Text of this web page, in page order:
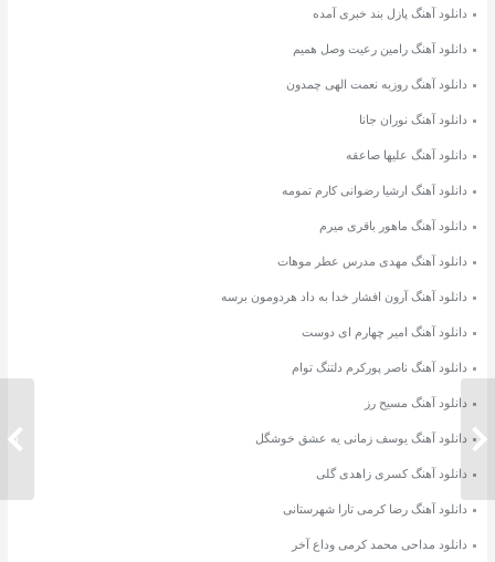
اشوان
دانلود آهنگ پازل بند خبری آمده
دانلود آهنگ رامین رعیت وصل همیم
دانلود آهنگ روزبه نعمت الهی چمدون
دانلود آهنگ نوران جانا
دانلود آهنگ علیها صاعقه
دانلود آهنگ ارشیا رضوانی کارم تمومه
دانلود آهنگ ماهور باقری میرم
دانلود آهنگ مهدی مدرس عطر موهات
دانلود آهنگ آرون افشار خدا به داد هردومون برسه
دانلود آهنگ امیر چهارم ای دوست
دانلود آهنگ ناصر پورکرم دلتنگ توام
دانلود آهنگ مسیح رز
دانلود آهنگ یوسف زمانی یه عشق خوشگل
دانلود آهنگ کسری زاهدی گلی
دانلود آهنگ رضا کرمی تارا شهرستانی
دانلود مداحی محمد کرمی وداع آخر